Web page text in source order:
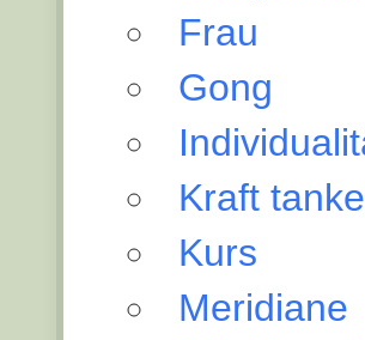
Frau
Gong
Kraft
Kurs
Meridiane